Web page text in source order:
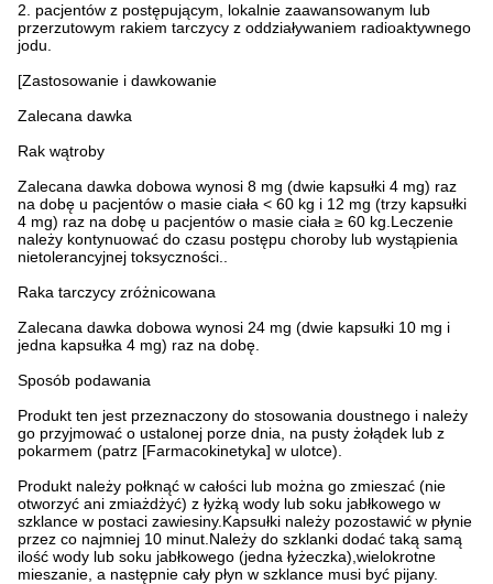
2. pacjentów z postępującym, lokalnie zaawansowanym lub
przerzutowym rakiem tarczycy z oddziaływaniem radioaktywnego
jodu.
[Zastosowanie i dawkowanie
Zalecana dawka
Rak wątroby
Zalecana dawka dobowa wynosi 8 mg (dwie kapsułki 4 mg) raz
na dobę u pacjentów o masie ciała < 60 kg i 12 mg (trzy kapsułki
4 mg) raz na dobę u pacjentów o masie ciała ≥ 60 kg.Leczenie
należy kontynuować do czasu postępu choroby lub wystąpienia
nietolerancyjnej toksyczności..
Raka tarczycy zróżnicowana
Zalecana dawka dobowa wynosi 24 mg (dwie kapsułki 10 mg i
jedna kapsułka 4 mg) raz na dobę.
Sposób podawania
Produkt ten jest przeznaczony do stosowania doustnego i należy
go przyjmować o ustalonej porze dnia, na pusty żołądek lub z
pokarmem (patrz [Farmacokinetyka] w ulotce).
Produkt należy połknąć w całości lub można go zmieszać (nie
otworzyć ani zmiażdżyć) z łyżką wody lub soku jabłkowego w
szklance w postaci zawiesiny.Kapsułki należy pozostawić w płynie
przez co najmniej 10 minut.Należy do szklanki dodać taką samą
ilość wody lub soku jabłkowego (jedna łyżeczka),wielokrotne
mieszanie, a następnie cały płyn w szklance musi być pijany.